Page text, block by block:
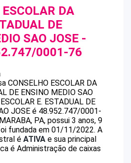
DA
DE
SAO JOSE -
0001-76
CONSELHO ESCOLAR DA
DE ENSINO MEDIO SAO
E. ESTADUAL DE
JOSE é 48.952.747/0001-
PA, possui 3 anos, 9
fundada em 01/11/2022. A
é ATIVA e sua principal
é Administração de caixas